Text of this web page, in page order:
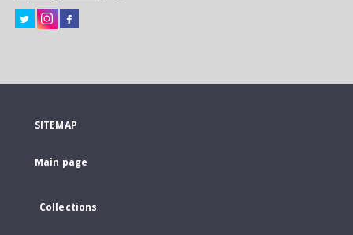
SITEMAP
Main page
Collections